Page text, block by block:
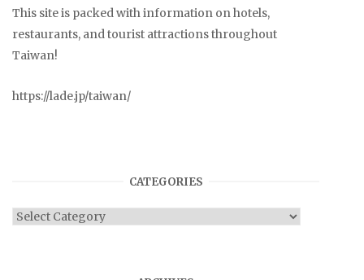
This site is packed with information on hotels,
restaurants, and tourist attractions throughout
Taiwan!
https://lade.jp/taiwan/
CATEGORIES
Categories